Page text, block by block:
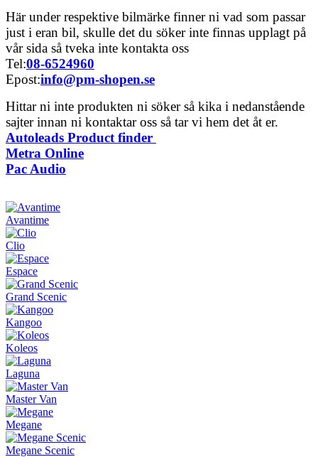
Här under respektive bilmärke finner ni vad som passar
just i eran bil, skulle det du söker inte finnas upplagt på
vår sida så tveka inte kontakta oss
Tel:08-6524960
Epost:info@pm-shopen.se
Hittar ni inte produkten ni söker så kika i nedanstående
sajter innan ni kontaktar oss så tar vi hem det åt er.
Autoleads Product finder
Metra Online
Pac Audio
Avantime
Clio
Espace
Grand Scenic
Kangoo
Koleos
Laguna
Master Van
Megane
Megane Scenic